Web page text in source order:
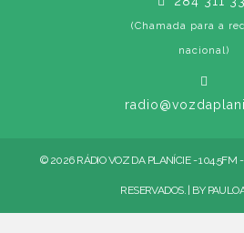
(Chamada para a
nacional)
© 2026 RÁDIO VOZ DA PLANÍCIE - 104.5FM -
RESERVADOS. | BY